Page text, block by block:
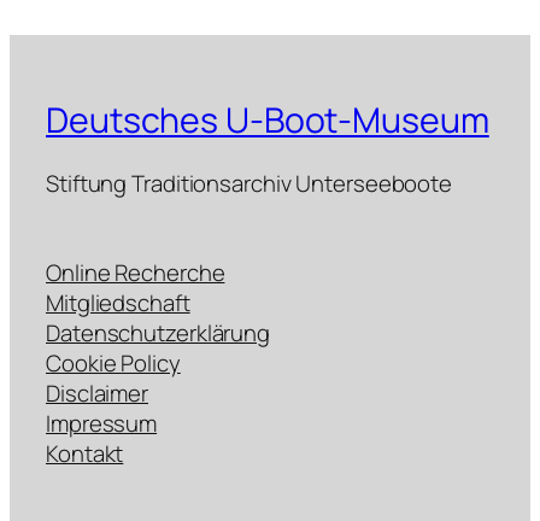
Deutsches U-Boot-Museum
Stiftung Traditionsarchiv Unterseeboote
Online Recherche
Mitgliedschaft
Datenschutzerklärung
Cookie Policy
Disclaimer
Impressum
Kontakt